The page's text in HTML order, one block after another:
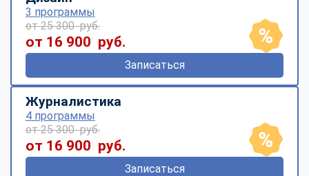
3 программы
от 25 300 руб.
от 16 900 руб.
Записаться
Журналистика
4 программы
от 25 300 руб.
от 16 900 руб.
Записаться